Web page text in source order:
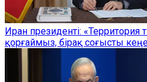
Иран президенті:
қорғаймыз, бірақ соғысты